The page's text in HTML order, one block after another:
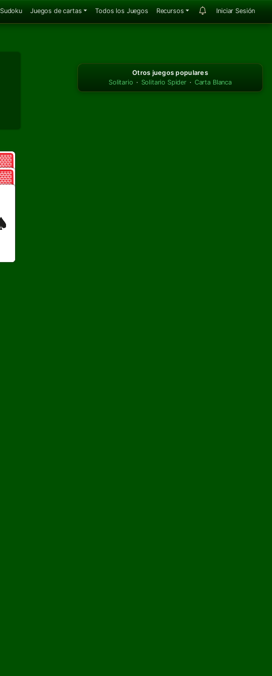
Sudoku Juegos de cartas Todos los Juegos Recursos Iniciar Sesión
Otros juegos populares
Solitario · Solitario Spider · Carta Blanca